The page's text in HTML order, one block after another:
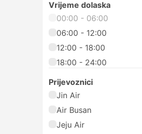
Vrijeme dolaska
00:00 - 06:00
06:00 - 12:00
12:00 - 18:00
18:00 - 24:00
Prijevoznici
Jin Air
Air Busan
Jeju Air